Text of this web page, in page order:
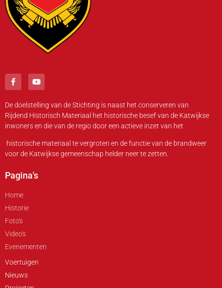
De doelstelling van de Stichting is naast het conserveren van
Rijdend Historisch Materiaal het historische besef van de Katwijkse
inwoners en die van de regio door een actieve inzet van het
historische materiaal te vergroten en de functie van de brandweer
voor de Katwijkse gemeenschap helder neer te zetten.
Pagina's
Home
Historie
Foto's
Video's
Evenementen
Voertuigen
Nieuws